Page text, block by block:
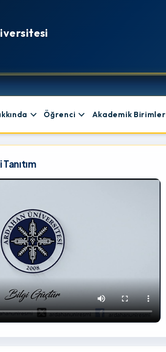
Öğrenci Akademik Birimler